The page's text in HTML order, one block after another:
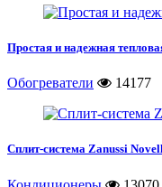
Простая и надежная
Обогреватели 14177
Сплит-система Zanussi